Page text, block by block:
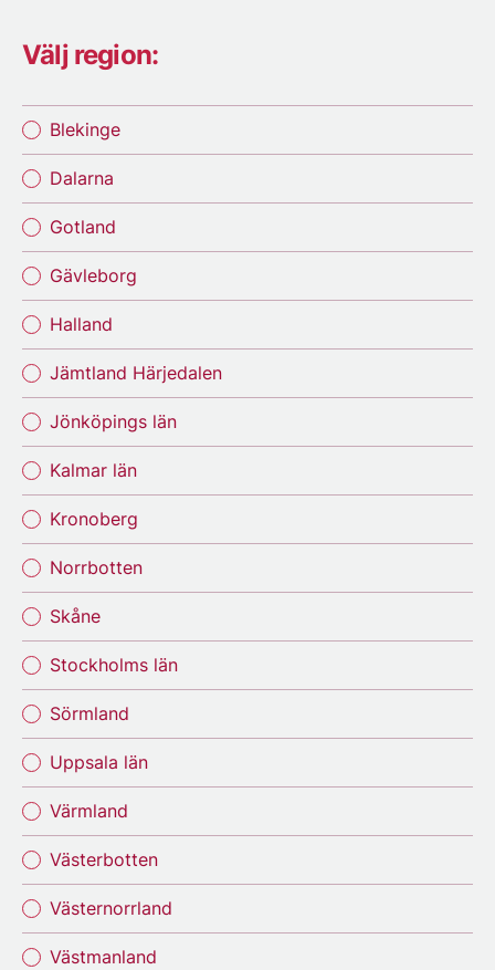
Välj region:
Blekinge
Dalarna
Gotland
Gävleborg
Halland
Jämtland Härjedalen
Jönköpings län
Kalmar län
Kronoberg
Norrbotten
Skåne
Stockholms län
Sörmland
Uppsala län
Värmland
Västerbotten
Västernorrland
Västmanland